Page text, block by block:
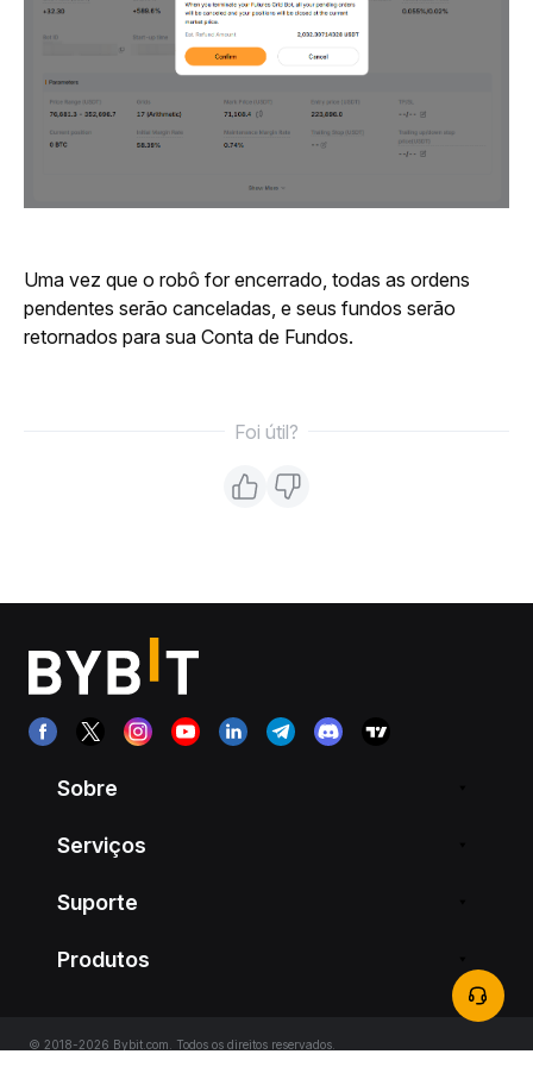
Uma vez que o robô for encerrado, todas as ordens
pendentes serão canceladas, e seus fundos serão
retornados para sua Conta de Fundos.
Foi útil?
Sobre
Serviços
Suporte
Produtos
© 2018-2026 Bybit.com. Todos os direitos reservados.